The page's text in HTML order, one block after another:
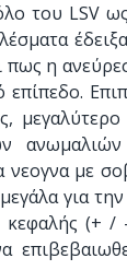
του LSV
πως η
επίπεδο.
νεογνα με
για
κεφαλής (+